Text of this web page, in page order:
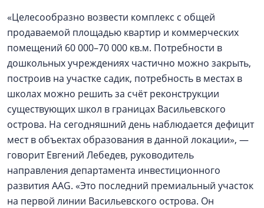
«Целесообразно возвести комплекс с общей
продаваемой площадью квартир и коммерческих
помещений 60 000–70 000 кв.м. Потребности в
дошкольных учреждениях частично можно закрыть,
построив на участке садик, потребность в местах в
школах можно решить за счёт реконструкции
существующих школ в границах Васильевского
острова. На сегодняшний день наблюдается дефицит
мест в объектах образования в данной локации», —
говорит Евгений Лебедев, руководитель
направления департамента инвестиционного
развития AAG. «Это последний премиальный участок
на первой линии Васильевского острова. Он